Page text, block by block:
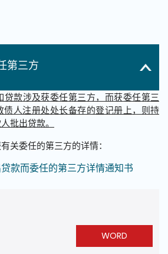
第三方
贷款涉及获委任第三方，而获委任第三
债人注册处处长备存的登记册上，则持
批出贷款。
关委任的第三方的详情：
款而委任的第三方详情通知书
WORD